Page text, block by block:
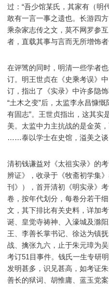
过：“吾少馆某氏，其家有（明
敢有一言一事之遗也。长游四
乘杂家志传之文，莫不网罗参
者，直载其事与言而无所增饰
在评骘的同时，明清一些学者
订。明王世贞在《史乘考误》
订，指出了《实录》中许多隐
“土木之变”后，太监李永昌慷
有固志”。王世贞指出，这其实
美。太监中力主抗战的是金英
……泰以学士在史馆，溢美之谈
清初钱谦益对《太祖实录》的
辨证》，收录于《牧斋初学集
刊》），首开清初《明实录》
卷，按年代划分，每卷分若干
文，其下排比有关史料，详加
诞、皇觉寺祷神、入濠城及滁
王、李善长掌书记、徐达为镇
战、擒张九六，止于朱元璋为
考订51目事件。钱氏一生专研
发明甚多，识见甚高，如考证
善长的狱词、胡惟庸、蓝玉党